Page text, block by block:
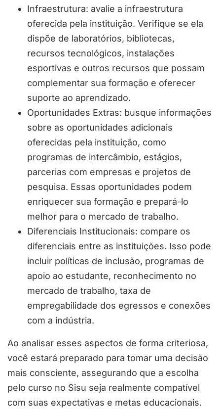
Infraestrutura: avalie a infraestrutura
oferecida pela instituição. Verifique se ela
dispõe de laboratórios, bibliotecas,
recursos tecnológicos, instalações
esportivas e outros recursos que possam
complementar sua formação e oferecer
suporte ao aprendizado.
Oportunidades Extras: busque informações
sobre as oportunidades adicionais
oferecidas pela instituição, como
programas de intercâmbio, estágios,
parcerias com empresas e projetos de
pesquisa. Essas oportunidades podem
enriquecer sua formação e prepará-lo
melhor para o mercado de trabalho.
Diferenciais Institucionais: compare os
diferenciais entre as instituições. Isso pode
incluir políticas de inclusão, programas de
apoio ao estudante, reconhecimento no
mercado de trabalho, taxa de
empregabilidade dos egressos e conexões
com a indústria.
Ao analisar esses aspectos de forma criteriosa,
você estará preparado para tomar uma decisão
mais consciente, assegurando que a escolha
pelo curso no Sisu seja realmente compatível
com suas expectativas e metas educacionais.